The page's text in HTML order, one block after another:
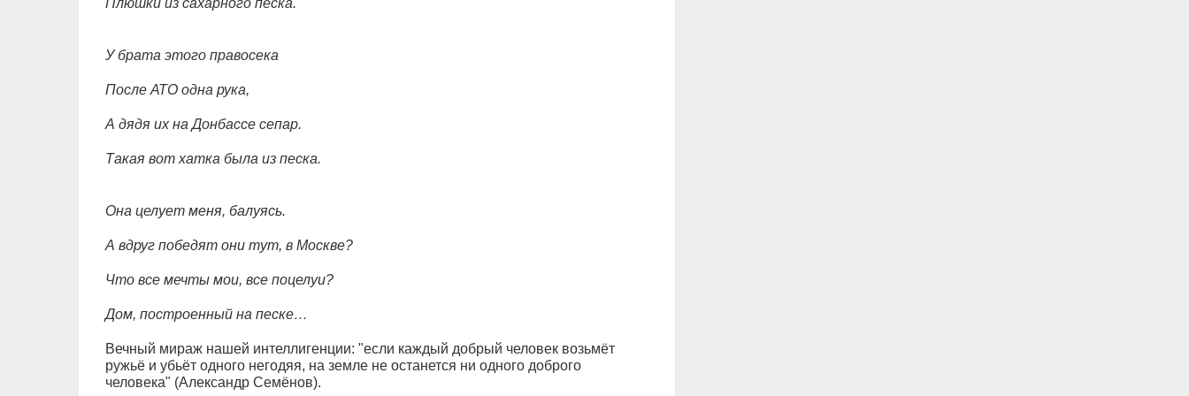
У брата этого правосека
После АТО одна рука,
А дядя их на Донбассе сепар.
Такая вот хатка была из песка.
Она целует меня, балуясь.
А вдруг победят они тут, в Москве?
Что все мечты мои, все поцелуи?
Дом, построенный на песке…
Вечный мираж нашей интеллигенции: "если каждый добрый человек возьмёт
ружьё и убьёт одного негодяя, на земле не останется ни одного доброго
человека" (Александр Семёнов).